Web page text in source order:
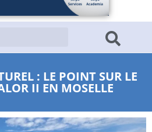
: LE POINT SUR LE
II EN MOSELLE